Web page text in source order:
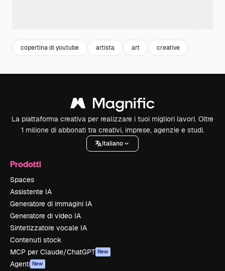
copertina di youtube artista art creative
La piattaforma creativa per realizzare i tuoi migliori lavori. Oltre
1 milione di abbonati tra creativi, imprese, agenzie e studi.
Italiano
Prodotti
Spaces
Assistente IA
Generatore di immagini IA
Generatore di video IA
Sintetizzatore vocale IA
Contenuti stock
MCP per Claude/ChatGPT New
Agenti New